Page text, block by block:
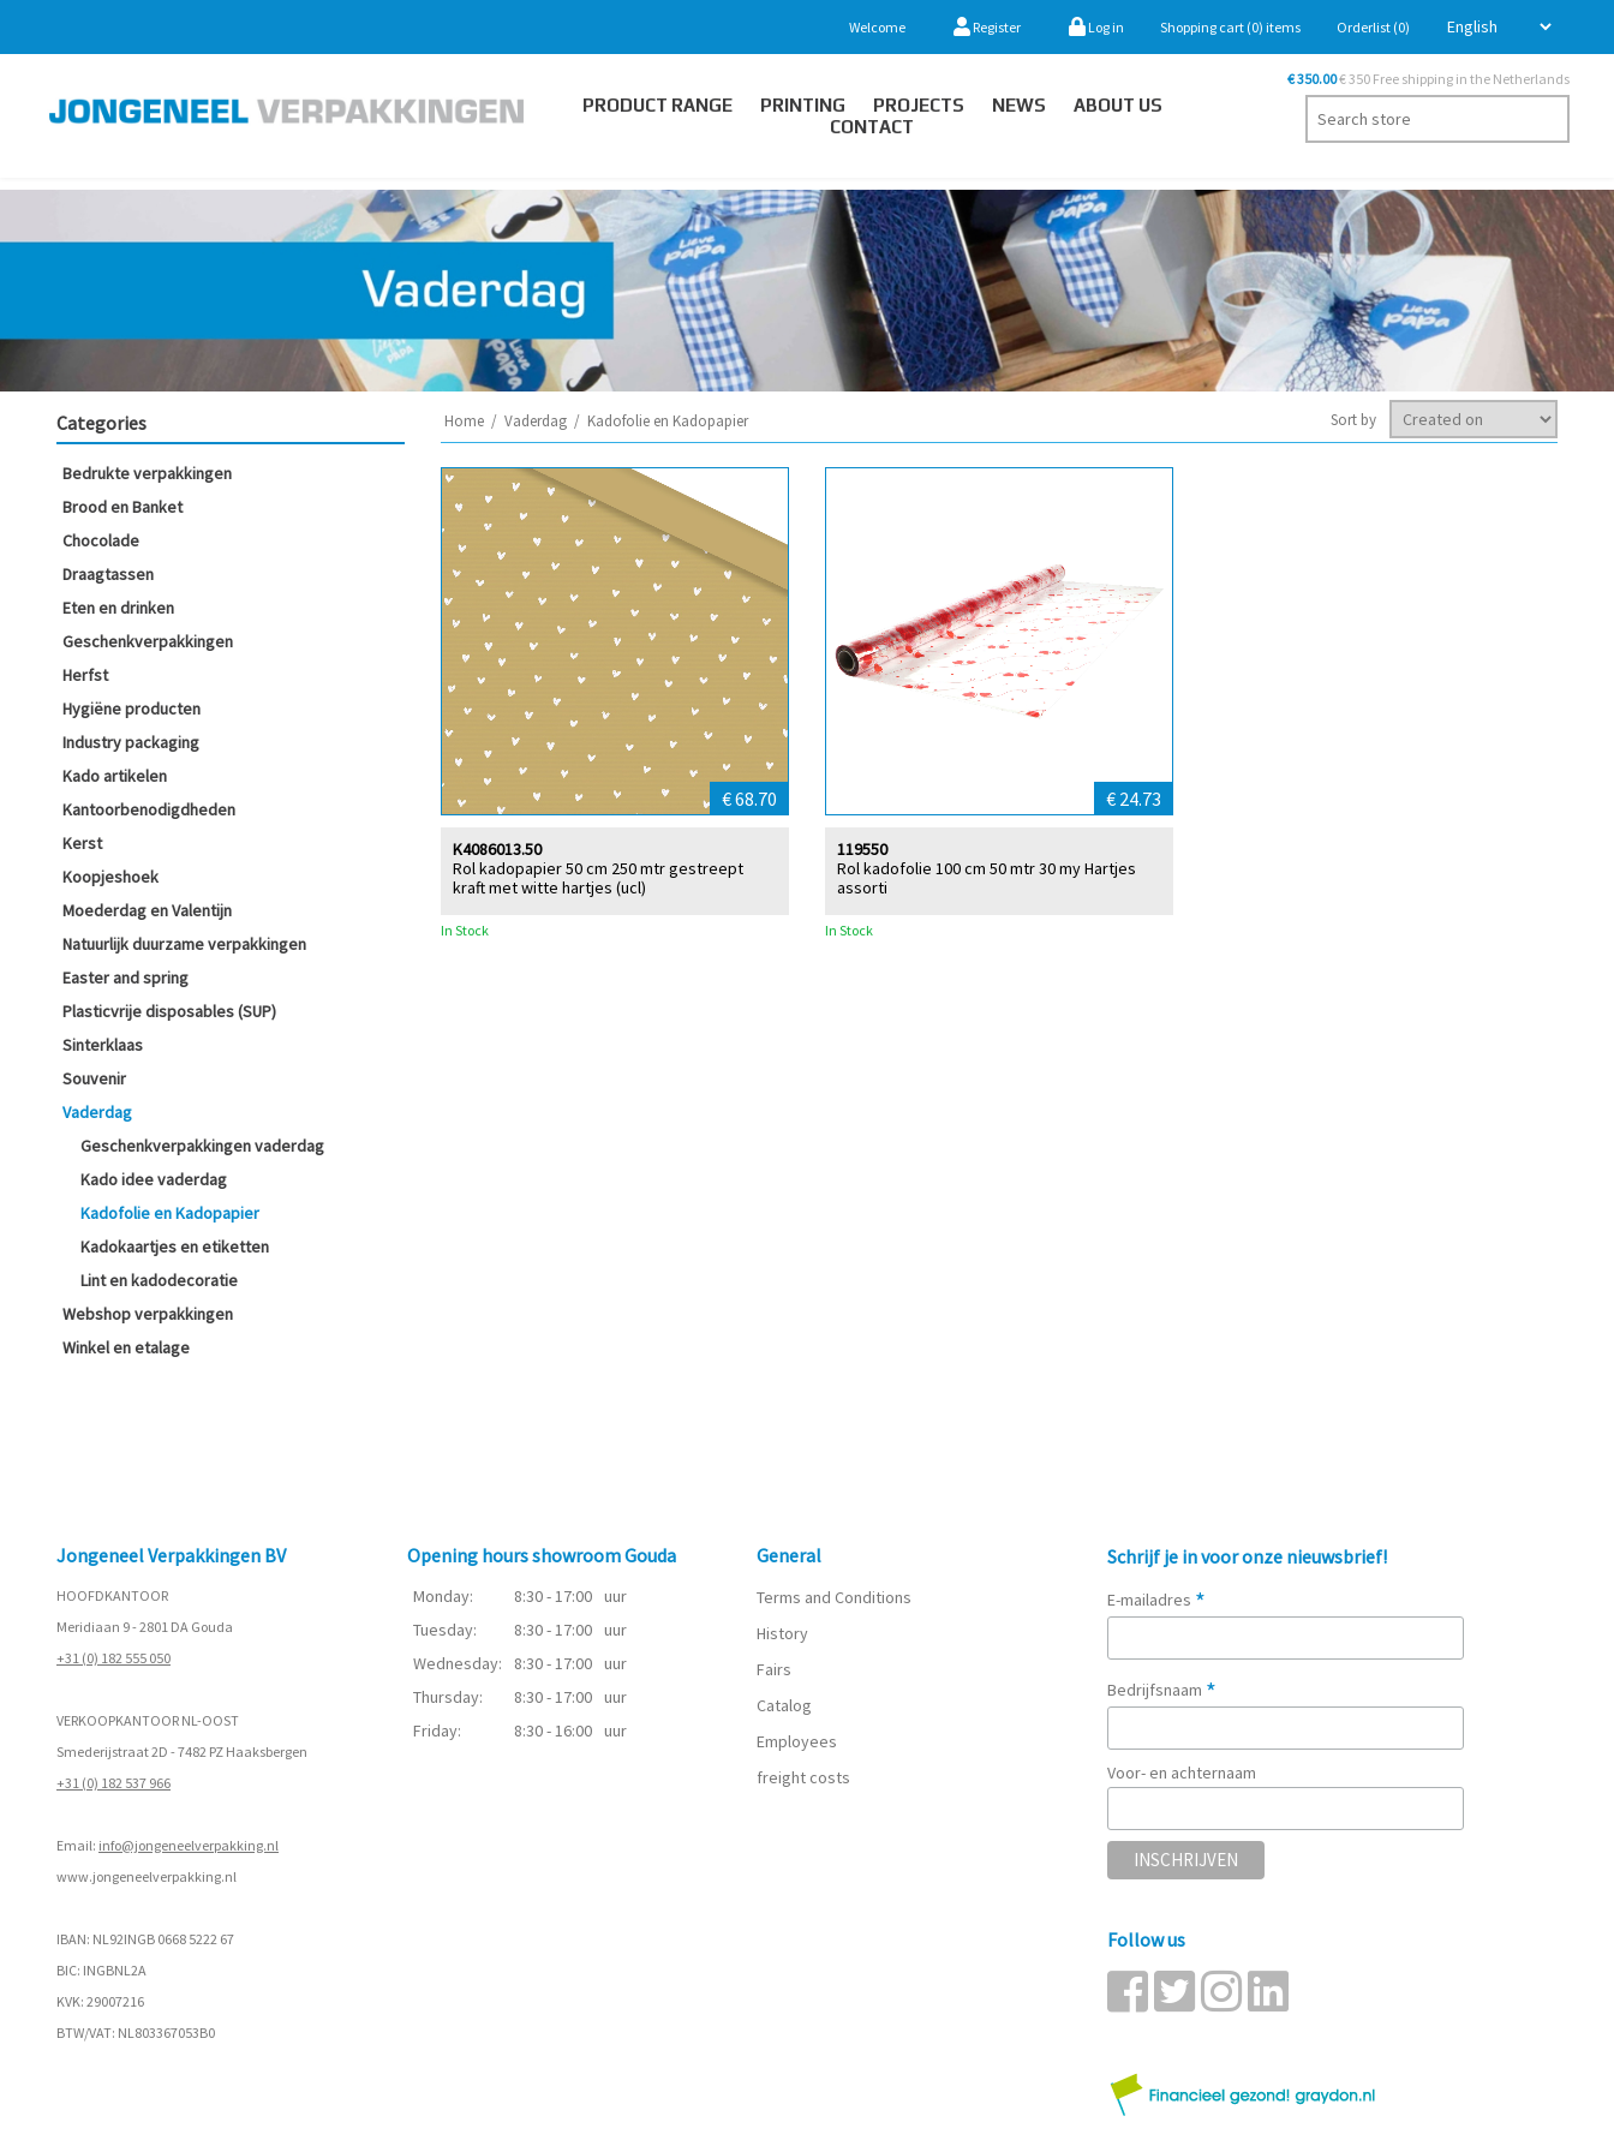
Welcome Register Log in Shopping cart (0) items Orderlist (0)
PRODUCT RANGE PRINTING PROJECTS NEWS
ABOUT US
CONTACT
€ 350.00€ 350 Free shipping in the Netherlands
Categories
Bedrukte verpakkingen
Brood en Banket
Chocolade
Draagtassen
Eten en drinken
Geschenkverpakkingen
Herfst
Hygiëne producten
Industry packaging
Kado artikelen
Kantoorbenodigdheden
Kerst
Koopjeshoek
Moederdag en Valentijn
Natuurlijk duurzame verpakkingen
Easter and spring
Plasticvrije disposables (SUP)
Sinterklaas
Souvenir
Vaderdag
Geschenkverpakkingen vaderdag
Kado idee vaderdag
Kadofolie en Kadopapier
Kadokaartjes en etiketten
Lint en kadodecoratie
Webshop verpakkingen
Winkel en etalage
Home / Vaderdag / Kadofolie en Kadopapier Sort by
€ 68.70
Rol kadopapier 50 cm 250 mtr gestreept
kraft met witte hartjes (ucl)
K4086013.50
In Stock
€ 24.73
Rol kadofolie 100 cm 50 mtr 30 my Hartjes
assorti
119550
In Stock
Jongeneel Verpakkingen BV
HOOFDKANTOOR
Meridiaan 9 - 2801 DA Gouda
+31 (0) 182 555 050
VERKOOPKANTOOR NL-OOST
Smederijstraat 2D - 7482 PZ Haaksbergen
+31 (0) 182 537 966
Email: info@jongeneelverpakking.nl
www.jongeneelverpakking.nl
IBAN: NL92INGB 0668 5222 67
BIC: INGBNL2A
KVK: 29007216
BTW/VAT: NL803367053B0
Opening hours showroom Gouda
Monday: 8:30 - 17:00 uur
Tuesday:
8:30 - 17:00 uur
Wednesday:
8:30 - 17:00 uur
Thursday:
8:30 - 17:00 uur
Friday:
8:30 - 16:00 uur
General
Terms and Conditions
History
Fairs
Catalog
Employees
freight costs
Schrijf je in voor onze nieuwsbrief!
E-mailadres *
Bedrijfsnaam *
Voor- en achternaam
Follow us